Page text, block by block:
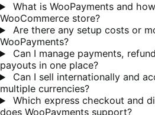
What is WooPayments and
WooCommerce store?
Are there any setup costs or
WooPayments?
Can I manage payments,
payouts in one place?
Can I sell internationally and
multiple currencies?
Which express checkout and
does WooPayments support?